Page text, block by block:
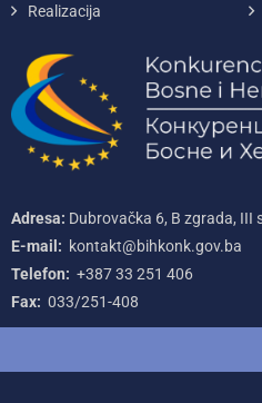
Realizacija
Adresa: Dubrovačka 6, B zgrada, III
E-mail: kontakt@bihkonk.gov.ba
Telefon: +387‌ 33‌ 251‌ 406
Fax: 033/251-408